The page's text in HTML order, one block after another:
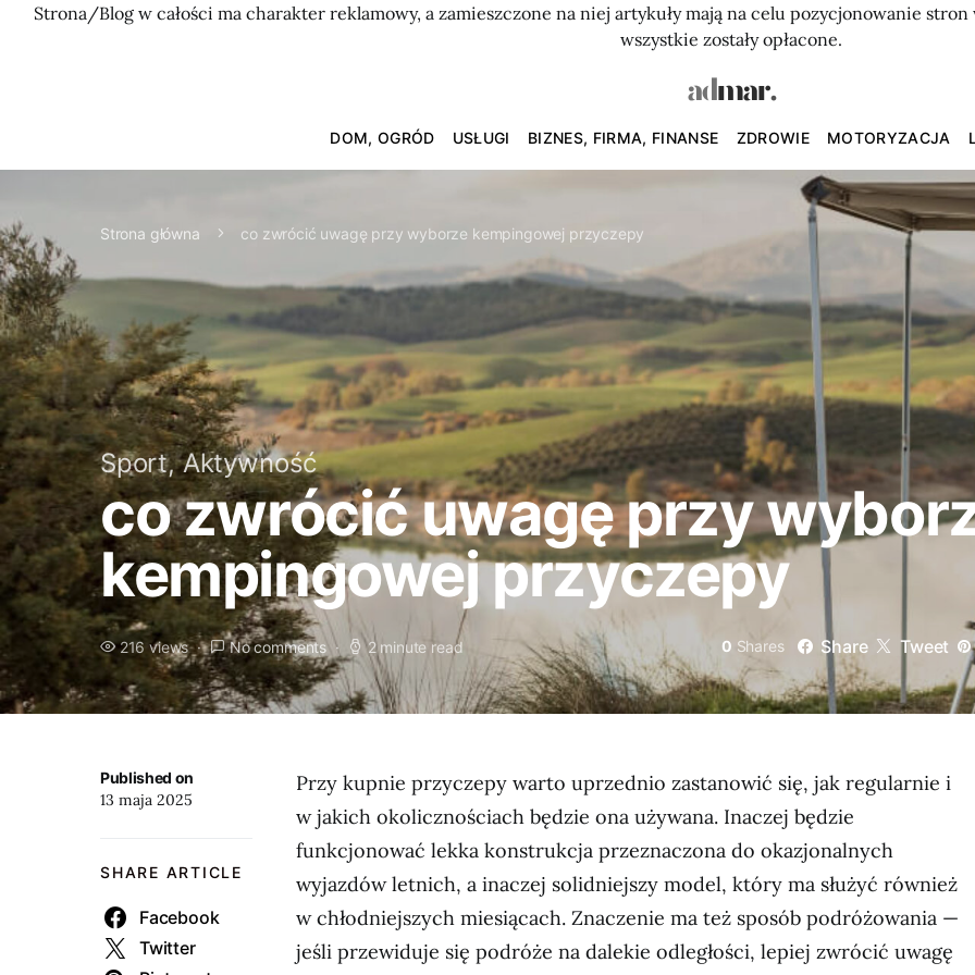
Strona/Blog w całości ma charakter reklamowy, a zamieszczone na niej artykuły mają na celu pozycjonowanie
wszystkie zostały opłacone.
DOM, OGRÓD USŁUGI BIZNES, FIRMA, FINANSE ZDROWIE MOTORYZACJA
Strona główna co zwrócić uwagę przy wyborze kempingowej przyczepy
Sport, Aktywność
co zwrócić uwagę przy
kempingowej przyczepy
216 views No comments 2 minute read 0 Shares Share Tweet
Published on
13 maja 2025
SHARE ARTICLE
Facebook
Twitter
Przy kupnie przyczepy warto uprzednio zastanowić się, jak regularnie i
w jakich okolicznościach będzie ona używana. Inaczej będzie
funkcjonować lekka konstrukcja przeznaczona do okazjonalnych
wyjazdów letnich, a inaczej solidniejszy model, który ma służyć również
w chłodniejszych miesiącach. Znaczenie ma też sposób podróżowania —
jeśli przewiduje się podróże na dalekie odległości, lepiej zwrócić uwagę